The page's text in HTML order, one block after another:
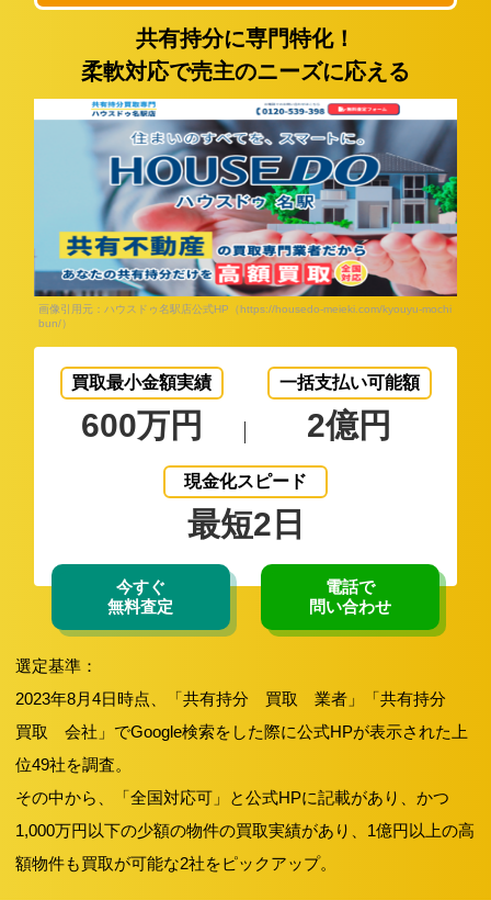
共有持分に専門特化！
柔軟対応で売主のニーズに応える
画像引用元：ハウスドゥ名駅店公式HP（https://housedo-meieki.com/kyouyu-mochi
bun/）
買取最小金額実績
600万円
一括支払い可能額
2億円
現金化スピード
最短2日
今すぐ
無料査定
電話で
問い合わせ
選定基準：
2023年8月4日時点、「共有持分 買取 業者」「共有持分
買取 会社」でGoogle検索をした際に公式HPが表示された上
位49社を調査。
その中から、「全国対応可」と公式HPに記載があり、かつ
1,000万円以下の少額の物件の買取実績があり、1億円以上の高
額物件も買取が可能な2社をピックアップ。